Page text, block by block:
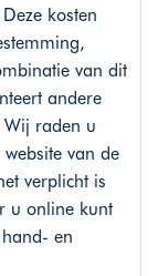
kosten
van dit
andere
Wij raden u
van de
verplicht is
u online kunt
en